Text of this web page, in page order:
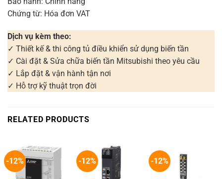
Chứng từ: Hóa đơn VAT
Dịch vụ kèm theo:
✓ Thiết kế & thi công tủ điều khiển sử dụng biến tần
✓ Cài đặt & Sửa chữa biến tần Mitsubishi theo yêu cầu
✓ Lắp đặt & vận hành tận nơi
✓ Hỗ trợ kỹ thuật trọn đời
RELATED PRODUCTS
-12% -12% -12%